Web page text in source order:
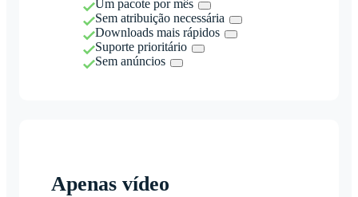
Um pacote por mês
Sem atribuição necessária
Downloads mais rápidos
Suporte prioritário
Sem anúncios
Apenas vídeo